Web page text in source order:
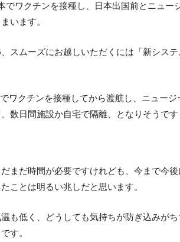
ワクチンを接種し、日本出国前とニュー
います。
スムーズにお越しいただくには「新シス
ワクチンを接種してから渡航し、ニュージ
数日間施設か自宅で隔離、となりそうで
まだ時間が必要ですけれども、今まで今
ことは明るい兆しだと思います。
も低く、どうしても気持ちが防ぎ込みが
す。